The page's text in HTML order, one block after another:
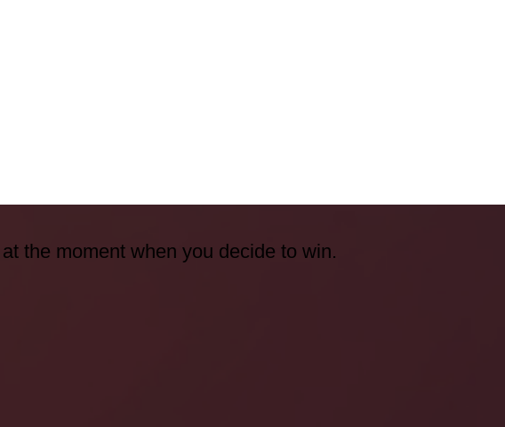
the moment when you decide to win.